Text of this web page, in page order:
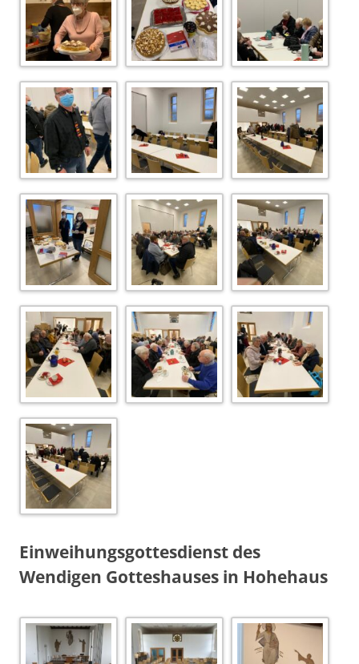
Einweihungsgottesdienst des
Wendigen Gotteshauses in Hohehaus